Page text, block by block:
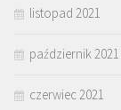
listopad 2021
październik 2021
czerwiec 2021